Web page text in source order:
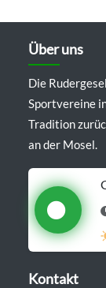
Über uns
Die
Sportvereine
Tradition
an der Mosel.
Details
Kontakt